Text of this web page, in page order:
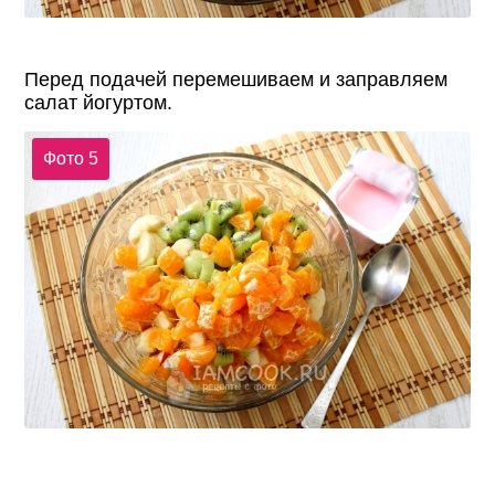
Перед подачей перемешиваем и заправляем
салат йогуртом.
Фото 5